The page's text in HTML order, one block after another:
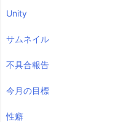
Unity
サムネイル
不具合報告
今月の目標
性癖